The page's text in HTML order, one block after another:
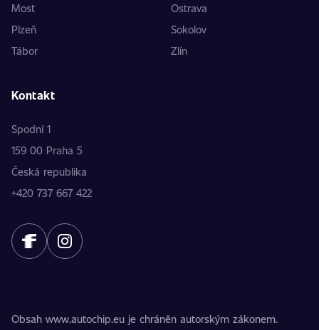
Most
Ostrava
Plzeň
Sokolov
Tábor
Zlín
Kontakt
Spodní 1
159 00 Praha 5
Česká republika
+420 737 667 422
Obsah www.autochip.eu je chráněn autorským zákonem.